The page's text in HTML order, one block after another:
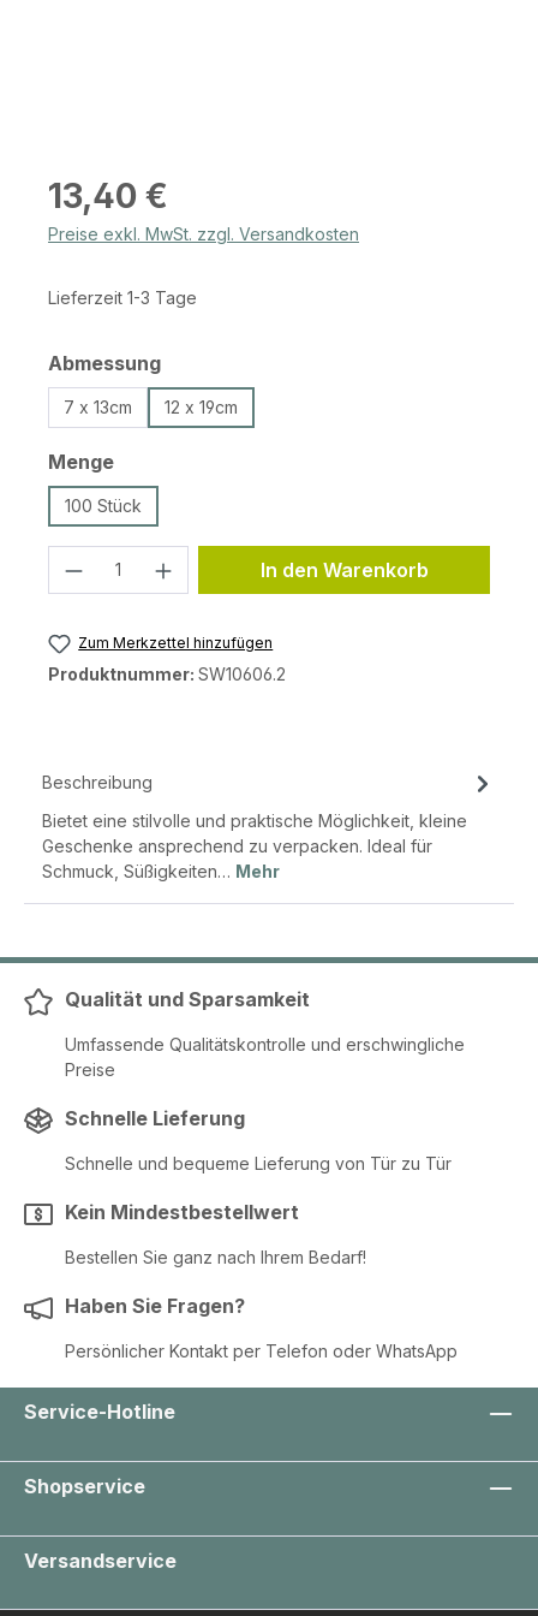
Regulärer Preis:
13,40 €
Preise exkl. MwSt. zzgl. Versandkosten
Lieferzeit 1-3 Tage
Abmessungauswählen
7 x 13cm 12 x 19cm
Mengeauswählen
100 Stück
Produkt Anzahl: Gib den
In den Warenkorb
Zum Merkzettel hinzufügen
Produktnummer: SW10606.2
Beschreibung
Bietet eine stilvolle und praktische Möglichkeit, kleine
Geschenke ansprechend zu verpacken. Ideal für
Schmuck, Süßigkeiten… Mehr
Qualität und Sparsamkeit
Umfassende Qualitätskontrolle und erschwingliche
Preise
Schnelle Lieferung
Schnelle und bequeme Lieferung von Tür zu Tür
Kein Mindestbestellwert
Bestellen Sie ganz nach Ihrem Bedarf!
Haben Sie Fragen?
Persönlicher Kontakt per Telefon oder WhatsApp
Service-Hotline
Shopservice
Versandservice